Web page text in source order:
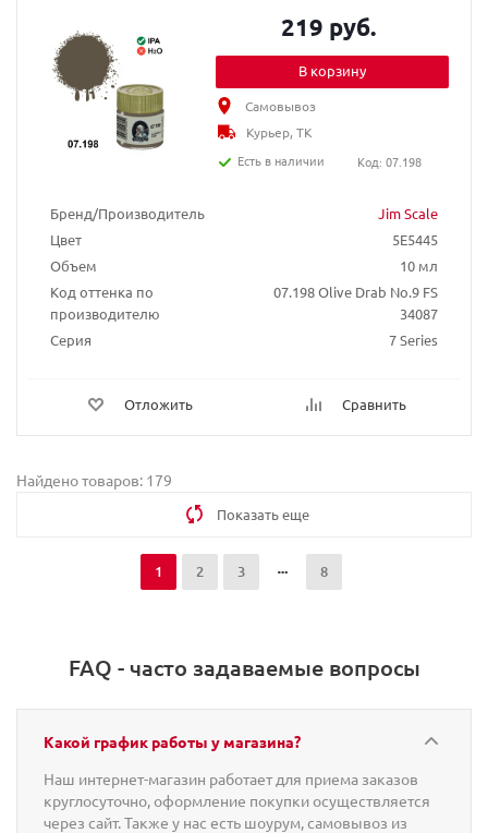
Бренд/Производитель
Jim Scale
Цвет
5E5445
Объем
10 мл
Код оттенка по
производителю
07.198 Olive Drab No.9 FS
34087
Серия
7 Series
Отложить Сравнить
219 руб.
В корзину
Самовывоз
Курьер, ТК
Есть в наличии
Код: 07.198
Найдено товаров: 179
Показать еще
1 2 3 8
FAQ - часто задаваемые вопросы
Какой график работы у магазина?
Наш интернет-магазин работает для приема заказов
круглосуточно, оформление покупки осуществляется
через сайт. Также у нас есть шоурум, самовывоз из